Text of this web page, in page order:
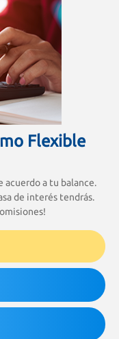
Flexible
acuerdo a tu balance.
de interés tendrás.